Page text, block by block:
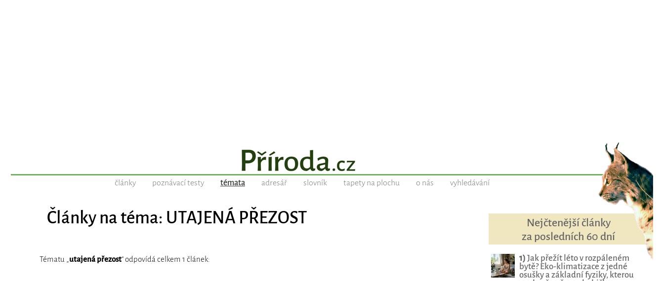
články poznávací testy témata adresář slovník tapety na plochu o nás vyhledávání
Články na téma: UTAJENÁ PŘEZOST
Tématu „ utajená přezost“ odpovídá celkem 1 článek:
Nejčtenější články
za posledních 60 dní
1) Jak přežít léto v rozpáleném
bytě? Eko-klimatizace z jedné
osušky a základní fyziky, kterou